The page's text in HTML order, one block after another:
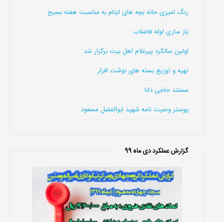
رنگ امیزی خانه بچه های ایتام به مناسبت هفته بسیج
باز سازی لوله فاضلاب
اولین سالگرد پیرغلام اهل بیت برگزار شد
تهیه و توزیع بسته های نوشت افزار
مستند حاجی دانا
پوستر وصیت نامه شهید ابوالفضل مسعود
گزارش عملکرد دی ماه 99